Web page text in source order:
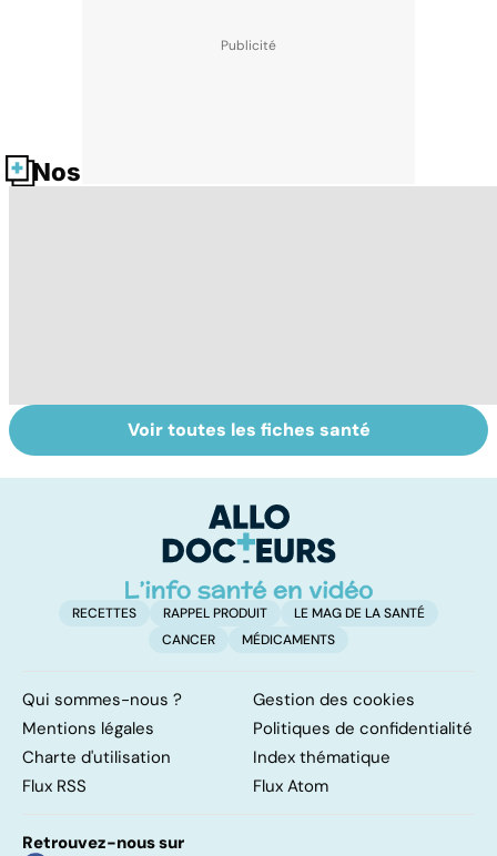
Nos fiches santé
Le TDAH, un
trouble de
hyperactivité
Accident
vasculaire
également
touché
Voir toutes les fiches santé
RECETTES RAPPEL PRODUIT
LE MAG DE LA SANTÉ
CANCER
MÉDICAMENTS
Qui sommes-nous ?
Gestion des cookies
Mentions légales
Politiques de confidentialité
Charte d'utilisation
Index thématique
Flux RSS
Flux Atom
Retrouvez-nous sur